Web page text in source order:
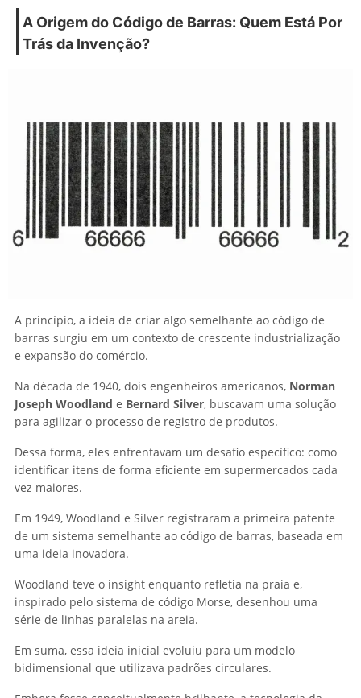
A Origem do Código de Barras: Quem Está Por
Trás da Invenção?
A princípio, a ideia de criar algo semelhante ao código de
barras surgiu em um contexto de crescente industrialização
e expansão do comércio.
Na década de 1940, dois engenheiros americanos, Norman
Joseph Woodland e Bernard Silver, buscavam uma solução
para agilizar o processo de registro de produtos.
Dessa forma, eles enfrentavam um desafio específico: como
identificar itens de forma eficiente em supermercados cada
vez maiores.
Em 1949, Woodland e Silver registraram a primeira patente
de um sistema semelhante ao código de barras, baseada em
uma ideia inovadora.
Woodland teve o insight enquanto refletia na praia e,
inspirado pelo sistema de código Morse, desenhou uma
série de linhas paralelas na areia.
Em suma, essa ideia inicial evoluiu para um modelo
bidimensional que utilizava padrões circulares.